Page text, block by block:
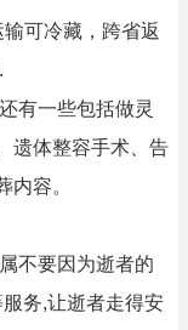
可冷藏，跨省返
有一些包括做灵
遗体整容手术、告
内容。
不要因为逝者的
务,让逝者走得安